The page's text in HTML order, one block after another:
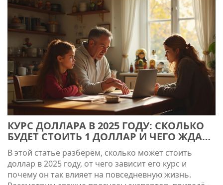
полезные советы и реальные примеры, чтобы
решить вопрос с кредитом осознанно и без
неприятных последствий.
КУРС ДОЛЛАРА В 2025 ГОДУ: СКОЛЬКО
БУДЕТ СТОИТЬ 1 ДОЛЛАР И ЧЕГО ЖДАТЬ
РОССИЯНАМ
В этой статье разберём, сколько может стоить
доллар в 2025 году, от чего зависит его курс и
почему он так влияет на повседневную жизнь.